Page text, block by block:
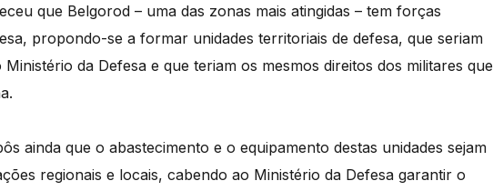
que Belgorod – uma das zonas mais atingidas – tem forças
propondo-se a formar unidades territoriais de defesa, que seriam
da Defesa e que teriam os mesmos direitos dos militares que
ainda que o abastecimento e o equipamento destas unidades sejam
regionais e locais, cabendo ao Ministério da Defesa garantir o